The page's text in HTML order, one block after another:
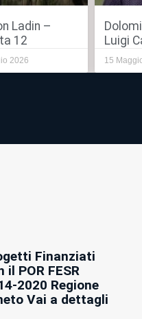
Ladin –
12
2026
Luigi
15
Finanziati
il POR FESR
2020 Regione
Vai a dettagli